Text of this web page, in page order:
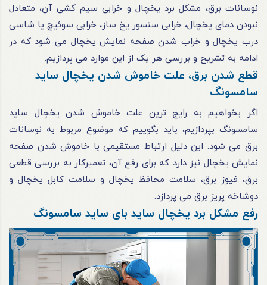
نوسانات برق، مشکل برد یخچال و خرابی سیم‌ کشی آن، متعادل
نبودن دمای یخچال، خرابی سنسور یخ‌ ساز، خرابی سوئیچ یا شاسی
درب یخچال و خراب‌ شدن صفحه‌ نمایش یخچال می‌ شود که در
ادامه به تشریح و بررسی هر یک از این موارد می‌ پردازیم.
قطع‌ شدن برق، علت خاموش شدن یخچال ساید
سامسونگ
اگر بخواهیم به رایج‌ ترین علت خاموش‌ شدن یخچال ساید
سامسونگ بپردازیم، باید بگوییم که موضوع مربوط به نوسانات
برق می‌ شود. این دلیل ارتباط مستقیمی با خاموش‌ شدن صفحه‌
نمایش یخچال نیز دارد که برای رفع آن، تعمیرکار به بررسی قطعی
برق، فیوز برق، سلامت محافظ یخچال و سلامت کابل یخچال و
دوشاخه پریز برق می‌ پردازد.
رفع مشکل برد یخچال ساید بای ساید سامسونگ